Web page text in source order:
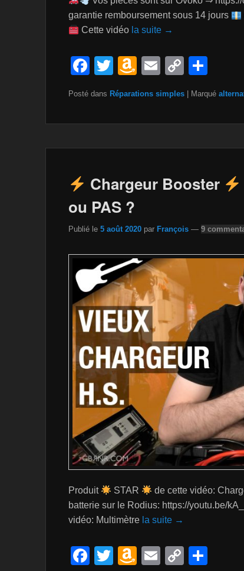
garantie remboursement sous 14 jours
Cette vidéo la suite →
F
c
e
o
k
T
wi
tt
er
A
a
z
W
Li
st
E
ail
C
p
y
k
ta
g
Posté dans Réparations simples Marqué
Chargeur Booster
ou PAS ?
Publié le 5 août 2020 par François — 9
Produit STAR
de cette vidéo:
batterie sur le Rodius: https://youtu.be/
vidéo: Multimètre la suite →
F
T
A
E
C